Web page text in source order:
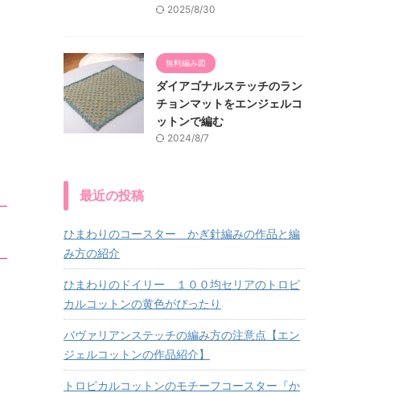
2025/8/30
無料編み図
ダイアゴナルステッチのラン
チョンマットをエンジェルコ
ットンで編む
2024/8/7
最近の投稿
ひまわりのコースター かぎ針編みの作品と編
み方の紹介
ひまわりのドイリー １００均セリアのトロピ
カルコットンの黄色がぴったり
バヴァリアンステッチの編み方の注意点【エン
ジェルコットンの作品紹介】
トロピカルコットンのモチーフコースター『か